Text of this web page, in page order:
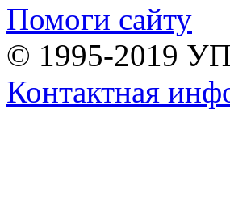
Помоги сайту
© 1995-2019
Контактная